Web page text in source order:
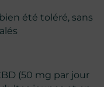
été toléré, sans
(50 mg par jour